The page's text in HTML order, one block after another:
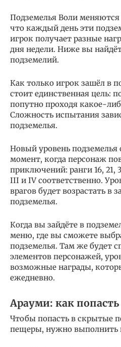
Подземелья Воли
что каждый день эти
игрок получает разные
дня недели. Ниже вы
подземелий.
Как только игрок зашёл в
стоит единственная цель:
попутно проходя какое-
Сложность испытания
подземелья.
Новый уровень подземелья
момент, когда персонаж
приключений: ранги 16, 21,
III и IV соответственно.
врагов будет возрастать в
подземелья.
Когда вы зайдёте в
меню, где вы сможете
подземелья. Там же будет
элементов персонажей,
возможные награды,
ежедневно.
Арауми: как
Чтобы попасть в скрытые
пещеры, нужно выполнить